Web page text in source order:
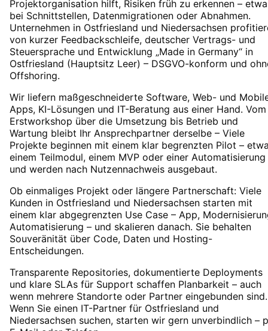
Projektorganisation hilft, Risiken früh zu erkennen – etwa
bei Schnittstellen, Datenmigrationen oder Abnahmen.
Unternehmen in Ostfriesland und Niedersachsen
von kurzer Feedbackschleife, deutscher Vertrags- und
Steuersprache und Entwicklung „Made in Germany“ in
Ostfriesland (Hauptsitz Leer) – DSGVO-konform und
Offshoring.
Wir liefern maßgeschneiderte Software, Web- und
Apps, KI-Lösungen und IT-Beratung aus einer Hand. Vom
Erstworkshop über die Umsetzung bis Betrieb und
Wartung bleibt Ihr Ansprechpartner derselbe – Viele
Projekte beginnen mit einem klar begrenzten Pilot –
einem Teilmodul, einem MVP oder einer Automatisierung
und werden nach Nutzennachweis ausgebaut.
Ob einmaliges Projekt oder längere Partnerschaft: Viele
Kunden in Ostfriesland und Niedersachsen starten mit
einem klar abgegrenzten Use Case – App,
Automatisierung – und skalieren danach. Sie behalten
Souveränität über Code, Daten und Hosting-
Entscheidungen.
Transparente Repositories, dokumentierte Deployments
und klare SLAs für Support schaffen Planbarkeit – auch
wenn mehrere Standorte oder Partner eingebunden sind.
Wenn Sie einen IT-Partner für Ostfriesland und
Niedersachsen suchen, starten wir gern unverbindlich –